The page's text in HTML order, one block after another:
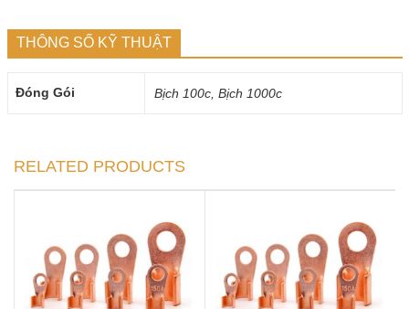
THÔNG SỐ KỸ THUẬT
Đóng Gói Bịch 100c, Bịch 1000c
RELATED PRODUCTS